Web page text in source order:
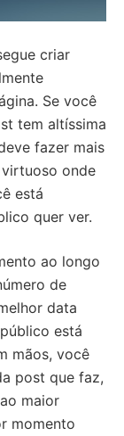
criar
Se você
tem altíssima
fazer mais
onde
está
quer ver.
ao longo
de
data
está
mãos, você
post que faz,
maior
momento